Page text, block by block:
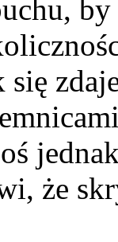
się
że